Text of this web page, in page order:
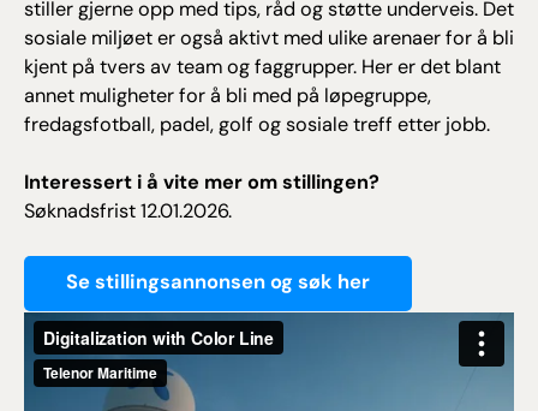
stiller gjerne opp med tips, råd og støtte underveis. Det
sosiale miljøet er også aktivt med ulike arenaer for å bli
kjent på tvers av team og faggrupper. Her er det blant
annet muligheter for å bli med på løpegruppe,
fredagsfotball, padel, golf og sosiale treff etter jobb.
Interessert i å vite mer om stillingen?
Søknadsfrist 12.01.2026.
Se stillingsannonsen og søk her